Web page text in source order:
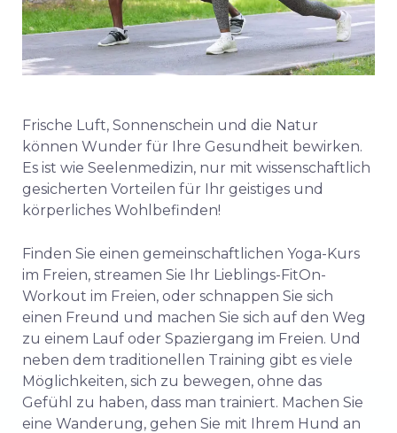
Frische Luft, Sonnenschein und die Natur
können Wunder für Ihre Gesundheit bewirken.
Es ist wie Seelenmedizin, nur mit wissenschaftlich
gesicherten Vorteilen für Ihr geistiges und
körperliches Wohlbefinden!
Finden Sie einen gemeinschaftlichen Yoga-Kurs
im Freien, streamen Sie Ihr Lieblings-FitOn-
Workout im Freien, oder schnappen Sie sich
einen Freund und machen Sie sich auf den Weg
zu einem Lauf oder Spaziergang im Freien. Und
neben dem traditionellen Training gibt es viele
Möglichkeiten, sich zu bewegen, ohne das
Gefühl zu haben, dass man trainiert. Machen Sie
eine Wanderung, gehen Sie mit Ihrem Hund an